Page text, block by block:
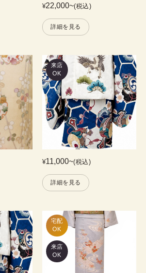
¥22,000~(税込)
詳細を見る
来店
OK
¥11,000~(税込)
詳細を見る
宅配
OK
来店
OK